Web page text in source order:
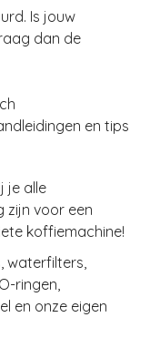
Is jouw
dan de
en tips
je alle
zijn voor een
koffiemachine!
waterfilters,
ringen,
en onze eigen